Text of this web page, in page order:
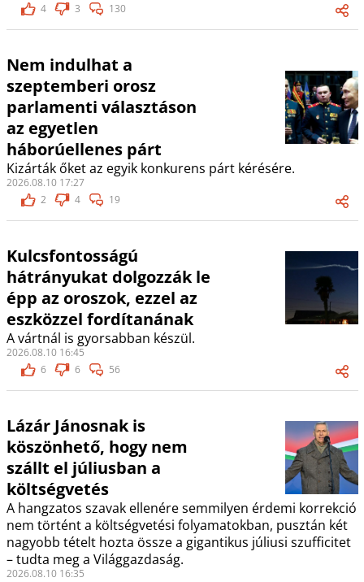
4
3 130
Nem indulhat a
szeptemberi orosz
parlamenti választáson
az egyetlen
háborúellenes párt
Kizárták őket az egyik konkurens párt kérésére.
2026.08.10 17:27
2
4 19
Kulcsfontosságú
hátrányukat dolgozzák le
épp az oroszok, ezzel az
eszközzel fordítanának
A vártnál is gyorsabban készül.
2026.08.10 16:45
6
6 56
Lázár Jánosnak is
köszönhető, hogy nem
szállt el júliusban a
költségvetés
A hangzatos szavak ellenére semmilyen érdemi korrekció
nem történt a költségvetési folyamatokban, pusztán két
nagyobb tételt hozta össze a gigantikus júliusi szufficitet
– tudta meg a Világgazdaság.
2026.08.10 16:35